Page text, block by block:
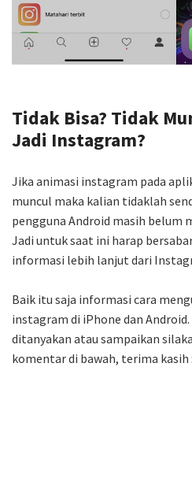
Tidak Bisa? Tidak
Jadi Instagram?
Jika animasi instagram pada
muncul maka kalian tidaklah
pengguna Android masih belum
Jadi untuk saat ini harap
informasi lebih lanjut dari
Baik itu saja informasi cara
instagram di iPhone dan
ditanyakan atau sampaikan
komentar di bawah, terima kasih